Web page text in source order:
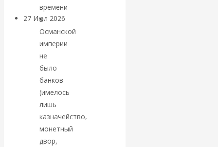
27 Июл 2026
валютная система
Валентин
КАтасонов.
«МЕТОД
ОТМЫВАНИЯ
времени
в
Османской
империи
не
было
банков
(имелось
лишь
казначейство,
монетный
двор,